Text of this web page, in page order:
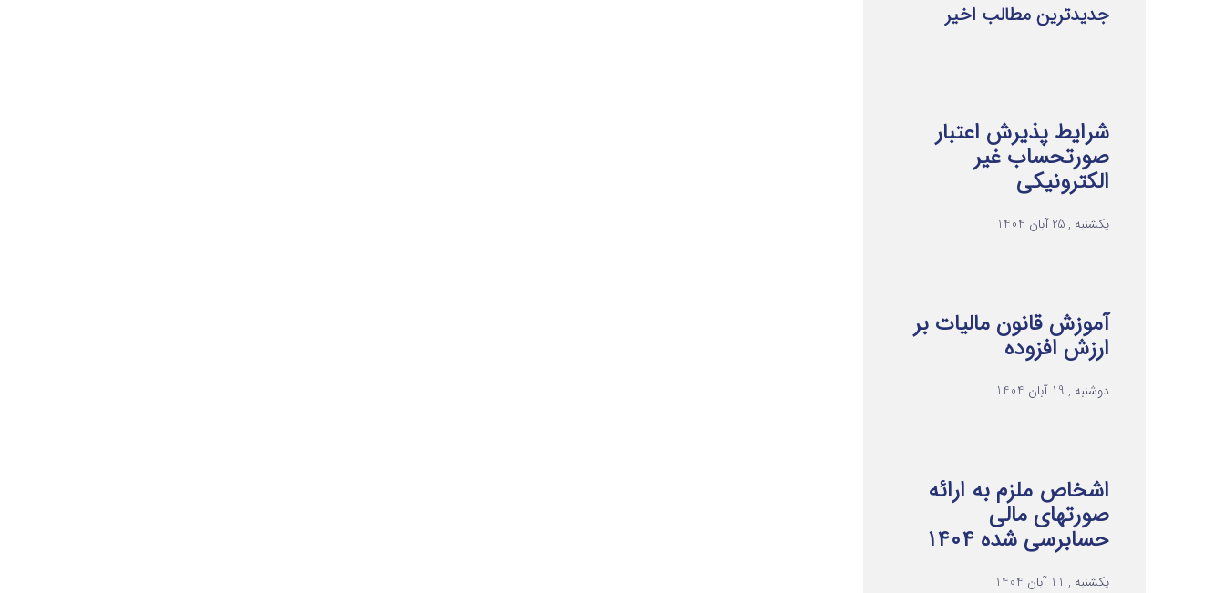
جدیدترین مطالب اخیر
شرایط پذیرش اعتبار
صورتحساب غیر
الکترونیکی
یکشنبه , 25 آبان 1404
آموزش قانون مالیات بر
ارزش افزوده
دوشنبه , 19 آبان 1404
اشخاص ملزم به ارائه
صورتهای مالی
حسابرسی شده ۱۴۰۴
یکشنبه , 11 آبان 1404